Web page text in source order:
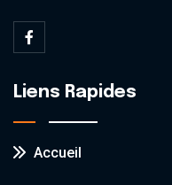
Liens Rapides
Accueil